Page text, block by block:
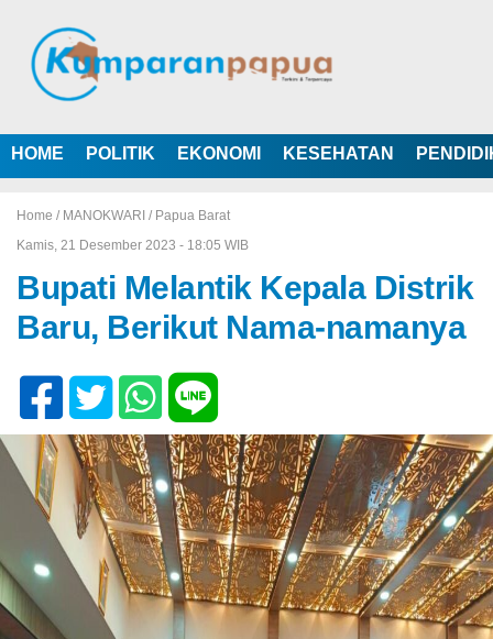
HOME POLITIK EKONOMI KESEHATAN
Home / MANOKWARI / Papua Barat
Kamis, 21 Desember 2023 - 18:05 WIB
Bupati Melantik Kepala Distrik
Baru, Berikut Nama-namanya